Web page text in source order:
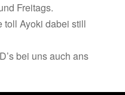
Freitags.
Ayoki dabei still
bei uns auch ans